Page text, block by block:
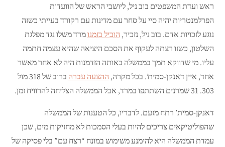
ראש ועדת המשפטים בוב ניל, ליושבי הראש של הוועדות
הפרלמנטריות יהיה סיי על סחר עם מדינות עם רקורד בעייתי כשזה
נוגע לזכויות אדם. בוב ניל, נזכיר, הוביל בזמנומרד משלו נגד מפלגת
השלטון, כשזו רצתה לעקוף את הסכם היציאה שהיא עצמה חתמה
עליו. מי שדווקא תמך בממשלה באותה הזדמנות היה לא אחר מאשר
אחד, איין דאנקן-סמית’. בכל מקרה, ההצעה עברה
ברוב של 318 מול
303. 31 שמרנים השתתפו במרד, אבל הממשלה הצליחה להרוויח זמן.
דאנקן-סמית’ רתח מזעם. לדבריו, כל הטענות של הממשלה
שהפוליטיקאים צריכים להיות בעלי הסמכות לא מחזיקות מים, שכן
עמדת הממשלה היא להימנע משימוש במונח “רצח עם” בלי פסיקה של